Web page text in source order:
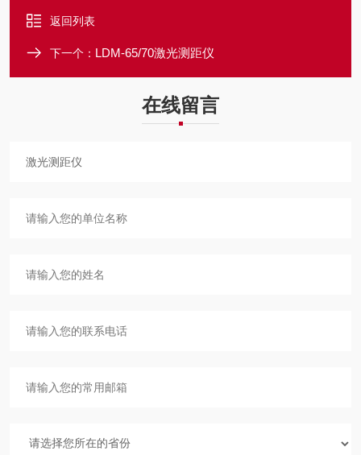
返回列表
下一个： LDM-65/70激光测距仪
在线留言